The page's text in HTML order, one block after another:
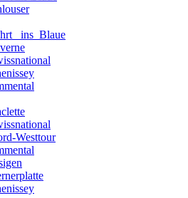
ins_Blaue
Westtour